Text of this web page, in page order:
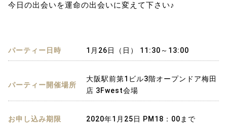
今日の出会いを運命の出会いに変えて下さい♪
パーティー日時 1月26日（日） 11:30～13:00
パーティー開催場所
大阪駅前第1ビル3階オープンドア梅田
店 3Fwest会場
お申し込み期限 2020年1月25日 PM18：00まで